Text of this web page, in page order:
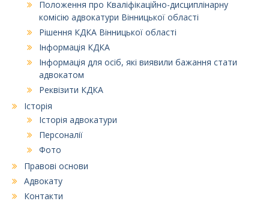
Положення про Кваліфікаційно-дисциплінарну
комісію адвокатури Вінницької області
Рішення КДКА Вінницької області
Інформація КДКА
Інформація для осіб, які виявили бажання стати
адвокатом
Реквізити КДКА
Історія
Історія адвокатури
Персоналії
Фото
Правові основи
Адвокату
Контакти